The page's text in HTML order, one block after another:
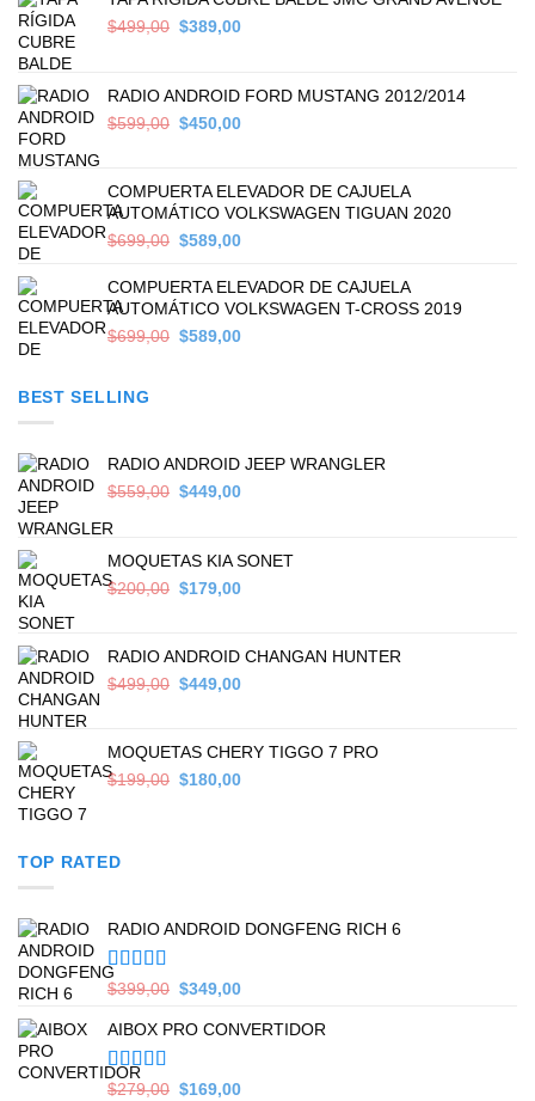
$499,00 Original
$499,00.
$389,00Current
$389,00.
RADIO ANDROID FORD MUSTANG 2012/2014
$599,00 Original
$599,00.
$450,00Current
$450,00.
COMPUERTA ELEVADOR DE CAJUELA
AUTOMÁTICO VOLKSWAGEN TIGUAN 2020
$699,00 Original
was:
$699,00.
$589,00Current
is:
$589,00.
COMPUERTA ELEVADOR DE CAJUELA
AUTOMÁTICO VOLKSWAGEN T-CROSS 2019
$699,00 Original
$589,00Current
BEST SELLING
RADIO ANDROID JEEP WRANGLER
$559,00 Original
$559,00.
$449,00Current
$449,00.
MOQUETAS KIA SONET
$200,00 Original
$200,00.
$179,00Current
$179,00.
RADIO ANDROID CHANGAN HUNTER
$499,00 Original
$499,00.
$449,00Current
$449,00.
MOQUETAS CHERY TIGGO 7 PRO
$199,00 Original
$180,00Current
TOP RATED
RADIO ANDROID DONGFENG RICH 6
Valorado en
$399,00 Original
was:
$349,00Current
is:
AIBOX PRO CONVERTIDOR
Valorado en
$279,00 Original
$169,00Current